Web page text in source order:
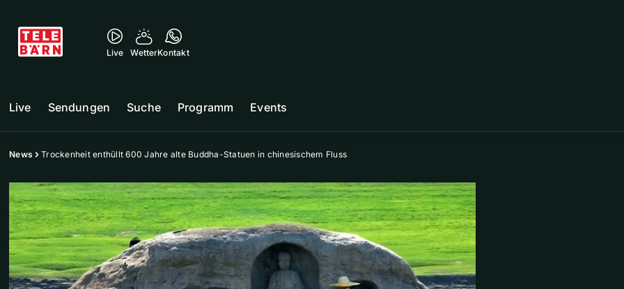
Live WetterKontakt
Live Sendungen Suche Programm Events
News Trockenheit enthüllt 600 Jahre alte Buddha-Statuen in chinesischem Fluss